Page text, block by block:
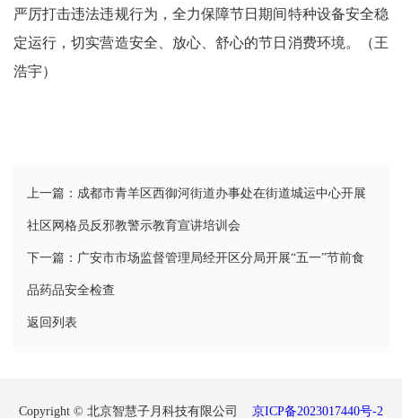
民
播
银
严厉打击违法违规行为，全力保障节日期间特种设备安全稳
定运行，切实营造安全、放心、舒心的节日消费环境。（王
浩宇）
上一篇：成都市青羊区西御河街道办事处在街道城运中心开展
社区网格员反邪教警示教育宣讲培训会
下一篇：广安市市场监督管理局经开区分局开展“五一”节前食
品药品安全检查
返回列表
Copyright © 北京智慧子月科技有限公司 京ICP备2023017440号-2